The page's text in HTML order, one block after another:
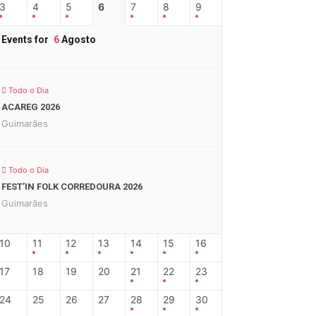
3 4 5 6 7 8 9
Events for 6Agosto
Todo o Dia
ACAREG 2026
Guimarães
Todo o Dia
FEST’IN FOLK CORREDOURA 2026
Guimarães
10 11 12 13 14 15 16
17 18 19 20 21 22 23
24 25 26 27 28 29 30